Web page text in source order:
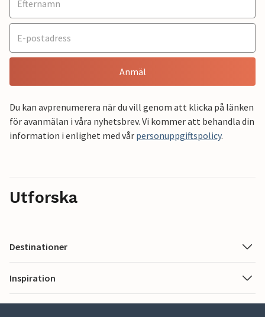
Anmäl
Du kan avprenumerera när du vill genom att klicka på länken
för avanmälan i våra nyhetsbrev. Vi kommer att behandla din
information i enlighet med vår personuppgiftspolicy.
Utforska
Destinationer
Inspiration